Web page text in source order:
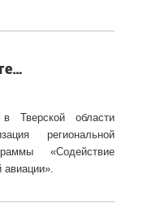
Тверской области
региональной
«Содействие